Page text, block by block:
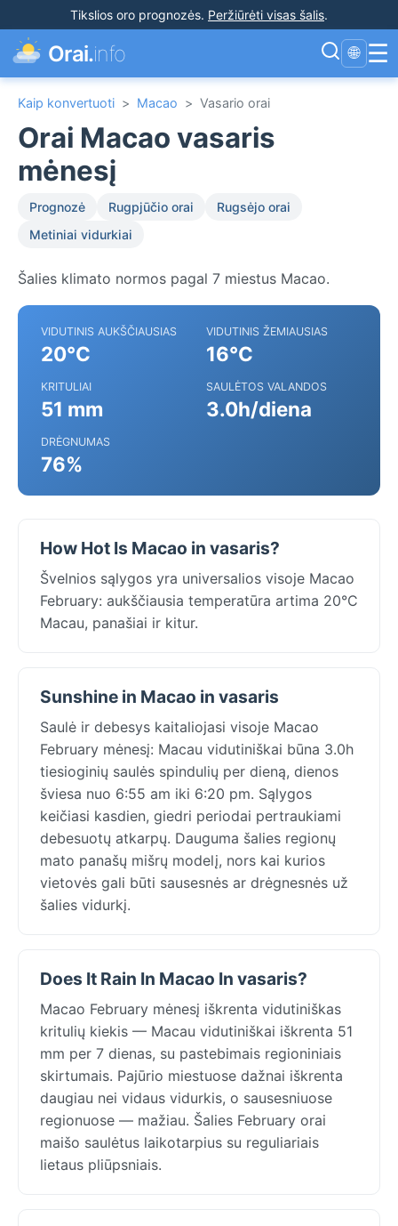
Tikslios oro prognozės. Peržiūrėti visas šalis.
Orai.info 🌐 ☰
Kaip konvertuoti > Macao > Vasario orai
Orai Macao vasaris
mėnesį
Prognozė Rugpjūčio orai
Rugsėjo orai
Metiniai vidurkiai
Šalies klimato normos pagal 7 miestus Macao.
VIDUTINIS AUKŠČIAUSIAS
20°C
VIDUTINIS ŽEMIAUSIAS
16°C
KRITULIAI
51 mm
SAULĖTOS VALANDOS
3.0h/diena
DRĖGNUMAS
76%
How Hot Is Macao in vasaris?
Švelnios sąlygos yra universalios visoje Macao
February: aukščiausia temperatūra artima 20°C
Macau, panašiai ir kitur.
Sunshine in Macao in vasaris
Saulė ir debesys kaitaliojasi visoje Macao
February mėnesį: Macau vidutiniškai būna 3.0h
tiesioginių saulės spindulių per dieną, dienos
šviesa nuo 6:55 am iki 6:20 pm. Sąlygos
keičiasi kasdien, giedri periodai pertraukiami
debesuotų atkarpų. Dauguma šalies regionų
mato panašų mišrų modelį, nors kai kurios
vietovės gali būti sausesnės ar drėgnesnės už
šalies vidurkį.
Does It Rain In Macao In vasaris?
Macao February mėnesį iškrenta vidutiniškas
kritulių kiekis — Macau vidutiniškai iškrenta 51
mm per 7 dienas, su pastebimais regioniniais
skirtumais. Pajūrio miestuose dažnai iškrenta
daugiau nei vidaus vidurkis, o sausesniuose
regionuose — mažiau. Šalies February orai
maišo saulėtus laikotarpius su reguliariais
lietaus pliūpsniais.